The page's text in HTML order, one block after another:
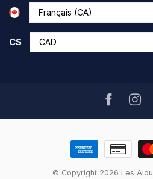
C$
© Copyright 2026 Les